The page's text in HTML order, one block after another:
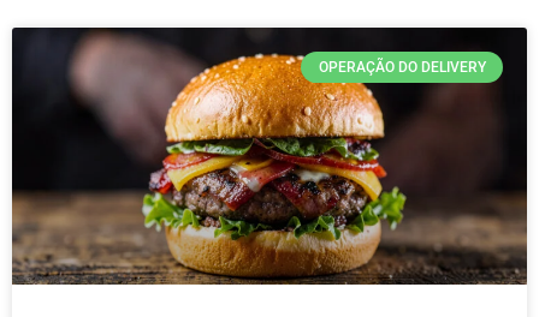
OPERAÇÃO DO DELIVERY